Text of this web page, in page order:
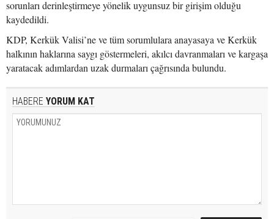
sorunları derinleştirmeye yönelik uygunsuz bir girişim olduğu
kaydedildi.
KDP, Kerkük Valisi’ne ve tüm sorumlulara anayasaya ve Kerkük
halkının haklarına saygı göstermeleri, akılcı davranmaları ve kargaşa
yaratacak adımlardan uzak durmaları çağrısında bulundu.
HABERE YORUM KAT